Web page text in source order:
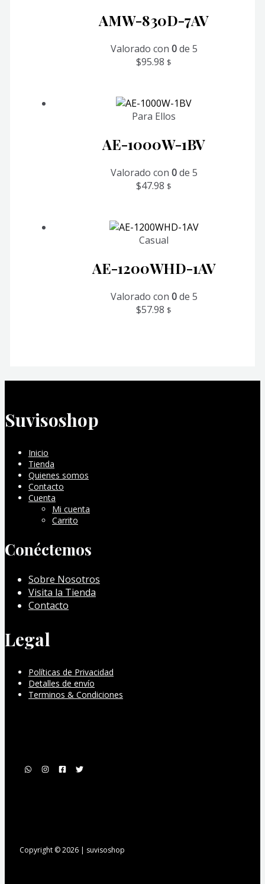
AMW-830D-7AV
Valorado con 0de 5
$95.98 $
Para Ellos
AE-1000W-1BV
Valorado con 0de 5
$47.98 $
Casual
AE-1200WHD-1AV
Valorado con 0de 5
$57.98 $
Suvisoshop
Inicio
Tienda
Quienes somos
Contacto
Cuenta
Mi cuenta
Carrito
Conéctemos
Sobre Nosotros
Visita la Tienda
Contacto
Legal
Políticas de Privacidad
Detalles de envío
Terminos & Condiciones
Copyright © 2026 | suvisoshop